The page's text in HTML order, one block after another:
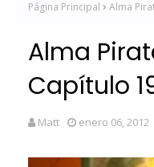
Página Principal Alma
Alma
Capítulo
Matt enero 06, 2012